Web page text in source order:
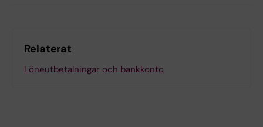
Relaterat
Löneutbetalningar och bankkonto